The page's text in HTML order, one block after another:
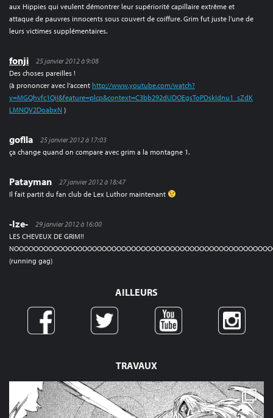
TRAVAUX
aux Hippies qui veulent démontrer leur supériorité capillaire extrême et
attaque de pauvres innocents sous couvert de coiffure. Grim fut juste l’une de
leurs victimes supplémentaires.
fonji
25 janvier 2012 à 9:08
Des choses pareilles !
(à prononcer avec l’accent http://www.youtube.com/watch?
v=MGQhvfc1QiI&feature=plcp&context=C3bb292dUDOEgsToPDskIdnu1_sZdK
LMNQV2DoabxN )
goflla
25 janvier 2012 à 17:03
ça change quand on compare avec grim a la montagne 1.
Patayman
27 janvier 2012 à 18:47
Il fait partit du fan club de Lex Luthor maintenant
-Ize-
29 janvier 2012 à 16:00
LES CHEVEUX DE GRIM!!
(running gag)
AILLEURS